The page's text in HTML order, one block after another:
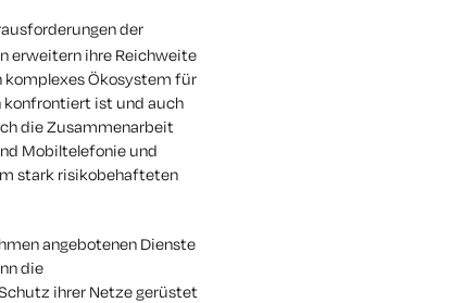
der
erweitern ihre Reichweite
komplexes Ökosystem für
konfrontiert ist und auch
die Zusammenarbeit
Mobiltelefonie und
stark risikobehafteten
angebotenen Dienste
die
ihrer Netze gerüstet